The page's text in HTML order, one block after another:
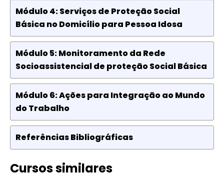
Módulo 4: Serviços de Proteção Social
Básica no Domicílio para Pessoa Idosa
Módulo 5: Monitoramento da Rede
Socioassistencial de proteção Social Básica
Módulo 6: Ações para Integração ao Mundo
do Trabalho
Referências Bibliográficas
Cursos similares